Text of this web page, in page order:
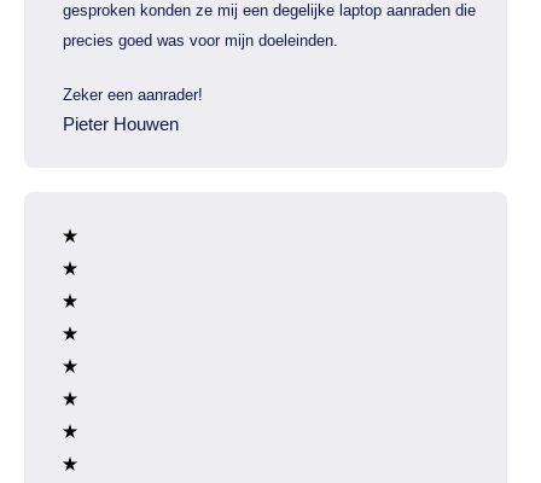
gesproken konden ze mij een degelijke laptop aanraden die
precies goed was voor mijn doeleinden.
Zeker een aanrader!
Pieter Houwen